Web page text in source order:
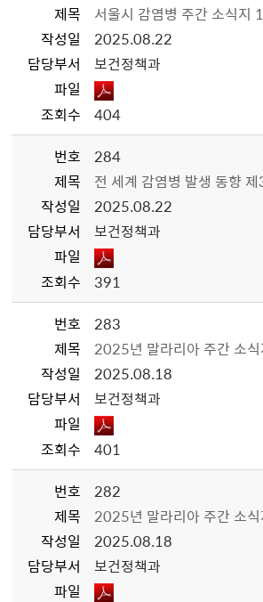
제목
서울시 감염병 주간 소식지
작성일
2025.08.22
담당부서
보건정책과
파일
조회수
404
번호
284
제목
전 세계 감염병 발생 동향
작성일
2025.08.22
담당부서
보건정책과
파일
조회수
391
번호
283
제목
2025년 말라리아 주간 소
작성일
2025.08.18
담당부서
보건정책과
파일
조회수
401
번호
282
제목
2025년 말라리아 주간 소
작성일
2025.08.18
담당부서
보건정책과
파일